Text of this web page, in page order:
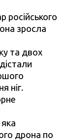
російського
зросла
та двох
ніг.
дрона по